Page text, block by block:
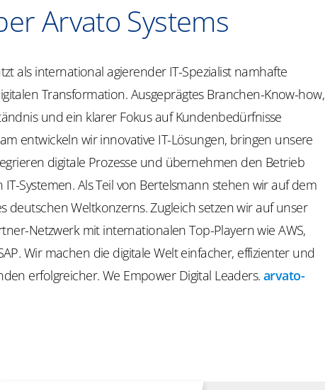
Arvato Systems
als international agierender IT-Spezialist namhafte
Transformation. Ausgeprägtes Branchen-Know-how,
und ein klarer Fokus auf Kundenbedürfnisse
entwickeln wir innovative IT-Lösungen, bringen unsere
digitale Prozesse und übernehmen den Betrieb
Systemen. Als Teil von Bertelsmann stehen wir auf dem
deutschen Weltkonzerns. Zugleich setzen wir auf unser
Netzwerk mit internationalen Top-Playern wie AWS,
Wir machen die digitale Welt einfacher, effizienter und
erfolgreicher. We EmpowerDigital Leaders.arvato-